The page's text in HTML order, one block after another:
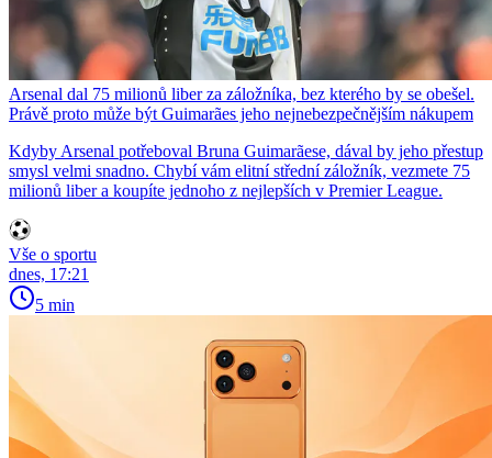
Arsenal dal 75 milionů liber za záložníka, bez kterého by se obešel.
Právě proto může být Guimarães jeho nejnebezpečnějším nákupem
Kdyby Arsenal potřeboval Bruna Guimarãese, dával by jeho přestup
smysl velmi snadno. Chybí vám elitní střední záložník, vezmete 75
milionů liber a koupíte jednoho z nejlepších v Premier League.
Vše o sportu
dnes, 17:21
5 min